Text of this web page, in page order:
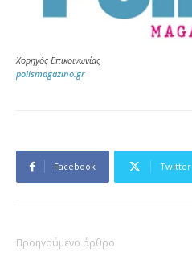
Χορηγός Επικοινωνίας
polismagazino.gr
Facebook Twitter
Προηγούμενο άρθρο